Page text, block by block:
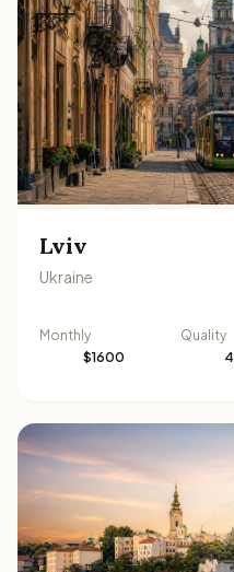
Lviv
Ukraine
Monthly
$1600
Quality
4